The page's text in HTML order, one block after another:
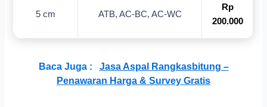
5 cm ATB, AC-BC, AC-WC
Rp
200.000
Baca Juga :
Jasa Aspal Rangkasbitung –
Penawaran Harga & Survey Gratis